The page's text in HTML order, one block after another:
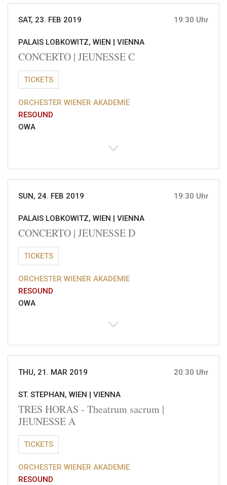
SAT, 23. FEB 2019 19:30 Uhr
PALAIS LOBKOWITZ, WIEN | VIENNA
CONCERTO | JEUNESSE C
TICKETS
ORCHESTER WIENER AKADEMIE
RESOUND
OWA
SUN, 24. FEB 2019 19:30 Uhr
PALAIS LOBKOWITZ, WIEN | VIENNA
CONCERTO | JEUNESSE D
TICKETS
ORCHESTER WIENER AKADEMIE
RESOUND
OWA
THU, 21. MAR 2019 20:30 Uhr
ST. STEPHAN, WIEN | VIENNA
TRES HORAS - Theatrum sacrum |
JEUNESSE A
TICKETS
ORCHESTER WIENER AKADEMIE
RESOUND